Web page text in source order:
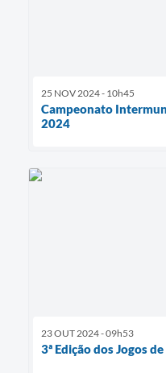
25 NOV 2024 - 10h45
Campeonato
2024
23 OUT 2024 - 09h53
3ª Edição dos Jogos